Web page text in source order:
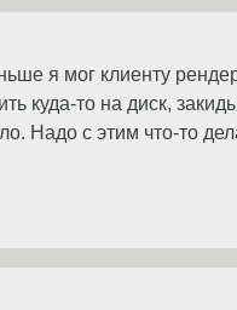
я мог клиенту
куда-то на диск,
Надо с этим что-то